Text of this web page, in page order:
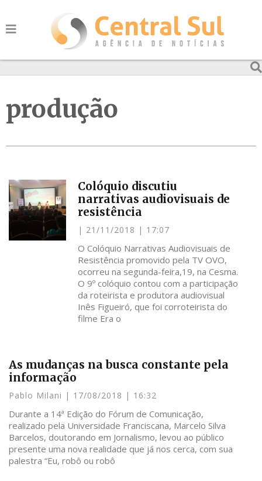
produção
Colóquio discutiu
narrativas audiovisuais de
resistência
21/11/2018 17:07
O Colóquio Narrativas Audiovisuais de
Resistência promovido pela TV OVO,
ocorreu na segunda-feira,19, na Cesma.
O 9º colóquio contou com a participação
da roteirista e produtora audiovisual
Inês Figueiró, que foi corroteirista do
filme Era o
As mudanças na busca constante pela
informação
Pablo Milani 17/08/2018 16:32
Durante a 14ª Edição do Fórum de Comunicação,
realizado pela Universidade Franciscana, Marcelo Silva
Barcelos, doutorando em Jornalismo, levou ao público
presente uma nova realidade que já nos cerca, com sua
palestra “Eu, robô ou robô